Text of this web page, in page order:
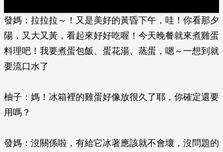
發媽：拉拉拉～！又是美好的黃昏下午，哇！你看那夕
陽，又大又黃，看起來好好吃喔！今天晚餐就來煮雞蛋
料理吧！我要煮蛋包飯、蛋花湯、蒸蛋，嗯～一想到就
要流口水了
柚子：媽！冰箱裡的雞蛋好像放很久了耶，你確定還要
用嗎？
發媽：沒關係啦，有給它冰著應該就不會壞，沒問題的